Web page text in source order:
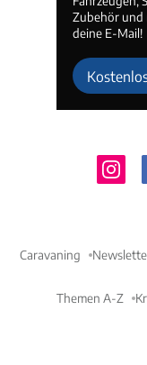
Zubehör und
deine E-Mail!
Caravaning
Themen A-Z